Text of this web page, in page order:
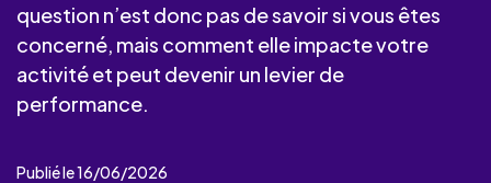
question n’est donc pas de savoir si vous êtes
concerné, mais comment elle impacte votre
activité et peut devenir un levier de
performance.
Publié le 16/06/2026